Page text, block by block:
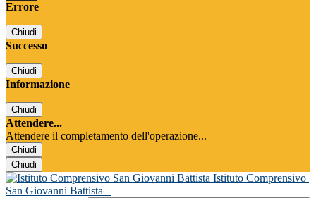
Errore
Chiudi
Successo
Chiudi
Informazione
Chiudi
Attendere...
Attendere il completamento dell'operazione...
Chiudi
Chiudi
Istituto Comprensivo
San Giovanni Battista